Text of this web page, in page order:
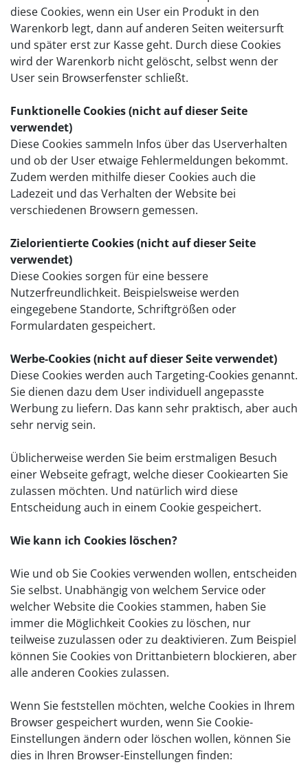
diese Cookies, wenn ein User ein Produkt in den
Warenkorb legt, dann auf anderen Seiten weitersurft
und später erst zur Kasse geht. Durch diese Cookies
wird der Warenkorb nicht gelöscht, selbst wenn der
User sein Browserfenster schließt.
Funktionelle Cookies (nicht auf dieser Seite
verwendet)
Diese Cookies sammeln Infos über das Userverhalten
und ob der User etwaige Fehlermeldungen bekommt.
Zudem werden mithilfe dieser Cookies auch die
Ladezeit und das Verhalten der Website bei
verschiedenen Browsern gemessen.
Zielorientierte Cookies (nicht auf dieser Seite
verwendet)
Diese Cookies sorgen für eine bessere
Nutzerfreundlichkeit. Beispielsweise werden
eingegebene Standorte, Schriftgrößen oder
Formulardaten gespeichert.
Werbe-Cookies (nicht auf dieser Seite verwendet)
Diese Cookies werden auch Targeting-Cookies genannt.
Sie dienen dazu dem User individuell angepasste
Werbung zu liefern. Das kann sehr praktisch, aber auch
sehr nervig sein.
Üblicherweise werden Sie beim erstmaligen Besuch
einer Webseite gefragt, welche dieser Cookiearten Sie
zulassen möchten. Und natürlich wird diese
Entscheidung auch in einem Cookie gespeichert.
Wie kann ich Cookies löschen?
Wie und ob Sie Cookies verwenden wollen, entscheiden
Sie selbst. Unabhängig von welchem Service oder
welcher Website die Cookies stammen, haben Sie
immer die Möglichkeit Cookies zu löschen, nur
teilweise zuzulassen oder zu deaktivieren. Zum Beispiel
können Sie Cookies von Drittanbietern blockieren, aber
alle anderen Cookies zulassen.
Wenn Sie feststellen möchten, welche Cookies in Ihrem
Browser gespeichert wurden, wenn Sie Cookie-
Einstellungen ändern oder löschen wollen, können Sie
dies in Ihren Browser-Einstellungen finden: